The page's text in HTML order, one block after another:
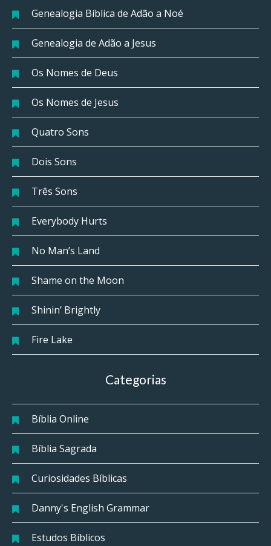
Genealogia Bíblica de Adão a Noé
Genealogia de Adão a Jesus
Os Nomes de Deus
Os Nomes de Jesus
Quatro Sons
Dois Sons
Três Sons
Everybody Hurts
No Man’s Land
Shame on the Moon
Shinin’ Brightly
Fire Lake
Categorias
Bíblia Online
Bíblia Sagrada
Curiosidades Bíblicas
Danny's English Grammar
Estudos Bíblicos